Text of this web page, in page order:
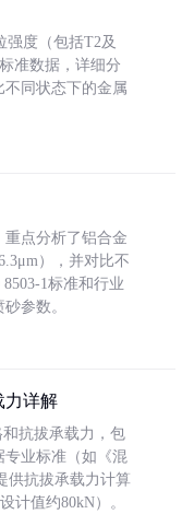
强度（包括T2及
准数据，详细分
同状态下的金属
点分析了铝合金
），并对比不
1标准和行业
参数。
力详解
抗拔承载力，包
专业标准（如《混
供抗拔承载力计算
计值约80kN）。